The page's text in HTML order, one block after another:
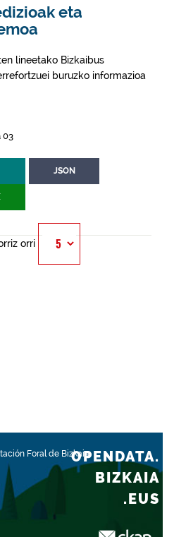
eta
lineetako Bizkaibus
buruzko informazioa
03
JSON
orri
Foral de BizkaiaOPENDATA.
BIZKAIA
.EUS